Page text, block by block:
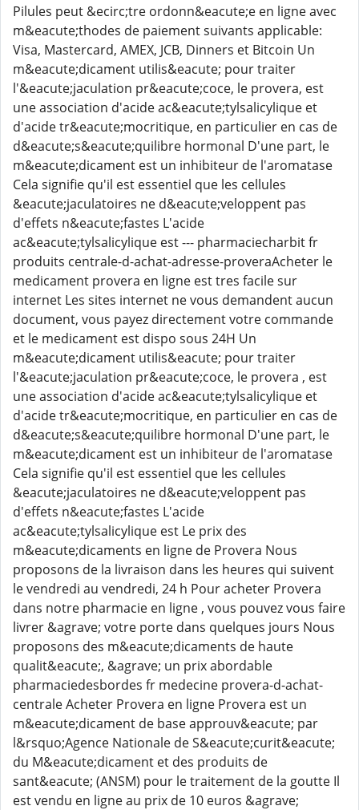
Pilules peut &ecirc;tre ordonn&eacute;e en ligne avec
m&eacute;thodes de paiement suivants applicable:
Visa, Mastercard, AMEX, JCB, Dinners et Bitcoin Un
m&eacute;dicament utilis&eacute; pour traiter
l'&eacute;jaculation pr&eacute;coce, le provera, est
une association d'acide ac&eacute;tylsalicylique et
d'acide tr&eacute;mocritique, en particulier en cas de
d&eacute;s&eacute;quilibre hormonal D'une part, le
m&eacute;dicament est un inhibiteur de l'aromatase
Cela signifie qu'il est essentiel que les cellules
&eacute;jaculatoires ne d&eacute;veloppent pas
d'effets n&eacute;fastes L'acide
ac&eacute;tylsalicylique est --- pharmaciecharbit fr
produits centrale-d-achat-adresse-proveraAcheter le
medicament provera en ligne est tres facile sur
internet Les sites internet ne vous demandent aucun
document, vous payez directement votre commande
et le medicament est dispo sous 24H Un
m&eacute;dicament utilis&eacute; pour traiter
l'&eacute;jaculation pr&eacute;coce, le provera , est
une association d'acide ac&eacute;tylsalicylique et
d'acide tr&eacute;mocritique, en particulier en cas de
d&eacute;s&eacute;quilibre hormonal D'une part, le
m&eacute;dicament est un inhibiteur de l'aromatase
Cela signifie qu'il est essentiel que les cellules
&eacute;jaculatoires ne d&eacute;veloppent pas
d'effets n&eacute;fastes L'acide
ac&eacute;tylsalicylique est Le prix des
m&eacute;dicaments en ligne de Provera Nous
proposons de la livraison dans les heures qui suivent
le vendredi au vendredi, 24 h Pour acheter Provera
dans notre pharmacie en ligne , vous pouvez vous faire
livrer &agrave; votre porte dans quelques jours Nous
proposons des m&eacute;dicaments de haute
qualit&eacute;, &agrave; un prix abordable
pharmaciedesbordes fr medecine provera-d-achat-
centrale Acheter Provera en ligne Provera est un
m&eacute;dicament de base approuv&eacute; par
l&rsquo;Agence Nationale de S&eacute;curit&eacute;
du M&eacute;dicament et des produits de
sant&eacute; (ANSM) pour le traitement de la goutte Il
est vendu en ligne au prix de 10 euros &agrave;